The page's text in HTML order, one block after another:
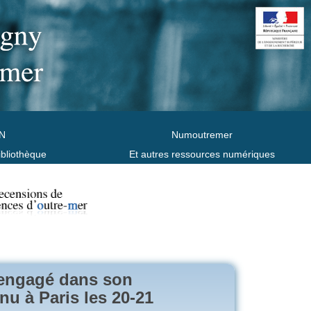
Numoutremer
Et autres ressources numériques
dans son
à Paris les 20-21